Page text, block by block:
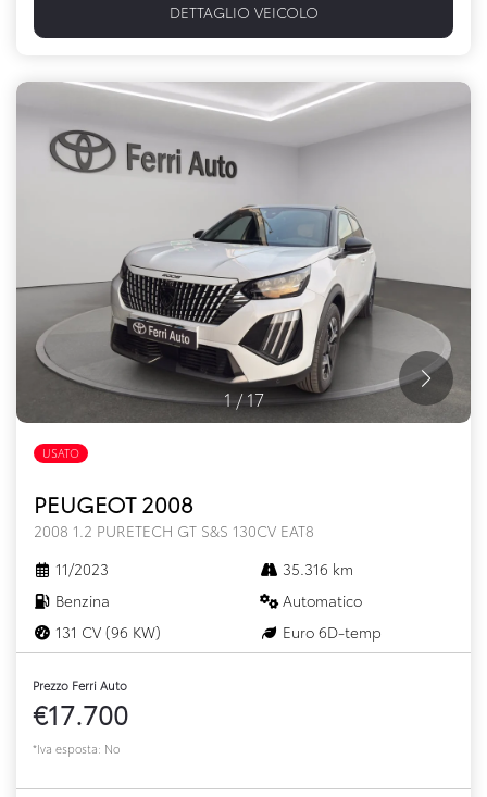
DETTAGLIO VEICOLO
1/17
USATO
PEUGEOT 2008
2008 1.2 PURETECH GT S&S 130CV EAT8
11/2023
35.316 km
Benzina
Automatico
131 CV (96 KW)
Euro 6D-temp
Prezzo Ferri Auto
€17.700
*Iva esposta: No